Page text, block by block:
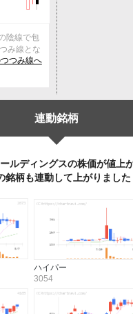
陰線で包
み線とな
つみ線へ
連動銘柄
ルディングスの株価が値上
銘柄も連動して上がりました
ハイパー
3054